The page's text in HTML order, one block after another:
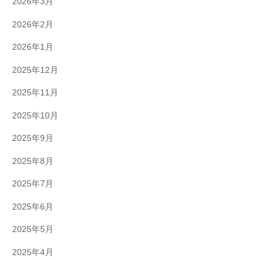
2026年2月
2026年1月
2025年12月
2025年11月
2025年10月
2025年9月
2025年8月
2025年7月
2025年6月
2025年5月
2025年4月